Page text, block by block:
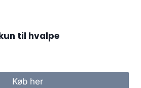
til hvalpe
Køb her